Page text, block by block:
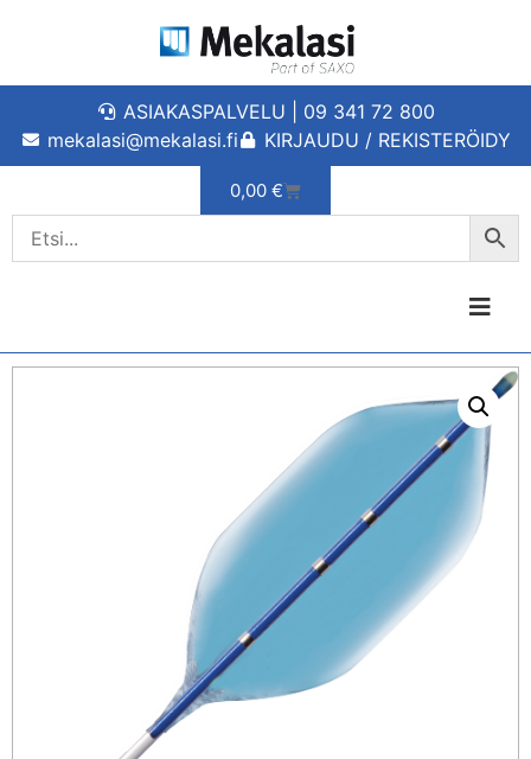
ASIAKASPALVELU | 09 341 72 800
mekalasi@mekalasi.fi
KIRJAUDU / REKISTERÖIDY
0,00 €